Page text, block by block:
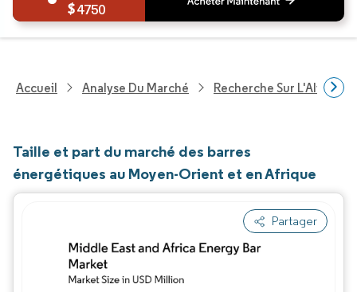
4750
Accueil Analyse Du Marché Recherche Sur
Taille et part du marché des barres
énergétiques au Moyen-Orient et en Afrique
Partager